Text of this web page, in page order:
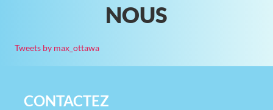
NOUS
Tweets by max_ottawa
CONTACTEZ